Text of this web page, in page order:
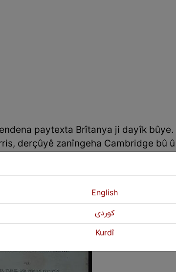
paytexta Brîtanya ji dayîk bûye.
derçûyê zanîngeha Cambridge bû û
kir û hevdem bo rojnameya Times jî
xwe da Kurdistanê û di pirtûka bi
wan gundên kurdan dike ku tê
jiyana kurdan dike:
English
كوردی
Kurdî